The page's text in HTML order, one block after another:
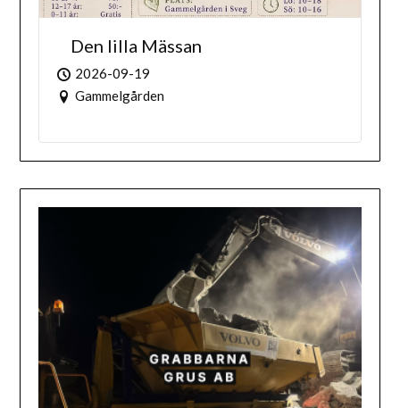
Den lilla Mässan
2026-09-19
Gammelgården